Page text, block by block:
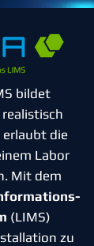
bildet
erlaubt die
Labor
Mit dem
(LIMS)
zu